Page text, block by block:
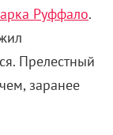
Руффало.
Прелестный
заранее